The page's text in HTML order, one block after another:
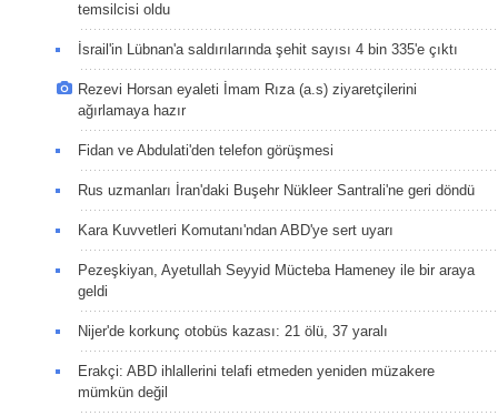
temsilcisi oldu
İsrail'in Lübnan'a saldırılarında şehit sayısı 4 bin 335'e çıktı
Rezevi Horsan eyaleti İmam Rıza (a.s) ziyaretçilerini
ağırlamaya hazır
Fidan ve Abdulati'den telefon görüşmesi
Rus uzmanları İran'daki Buşehr Nükleer Santrali'ne geri döndü
Kara Kuvvetleri Komutanı'ndan ABD'ye sert uyarı
Pezeşkiyan, Ayetullah Seyyid Mücteba Hameney ile bir araya
geldi
Nijer'de korkunç otobüs kazası: 21 ölü, 37 yaralı
Erakçi: ABD ihlallerini telafi etmeden yeniden müzakere
mümkün değil